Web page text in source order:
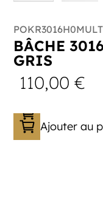
BÂCHE
GRIS
110,00€
Ajouter au